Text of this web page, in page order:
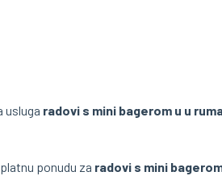
usluga radovi s mini bagerom u u
ponudu za radovi s mini